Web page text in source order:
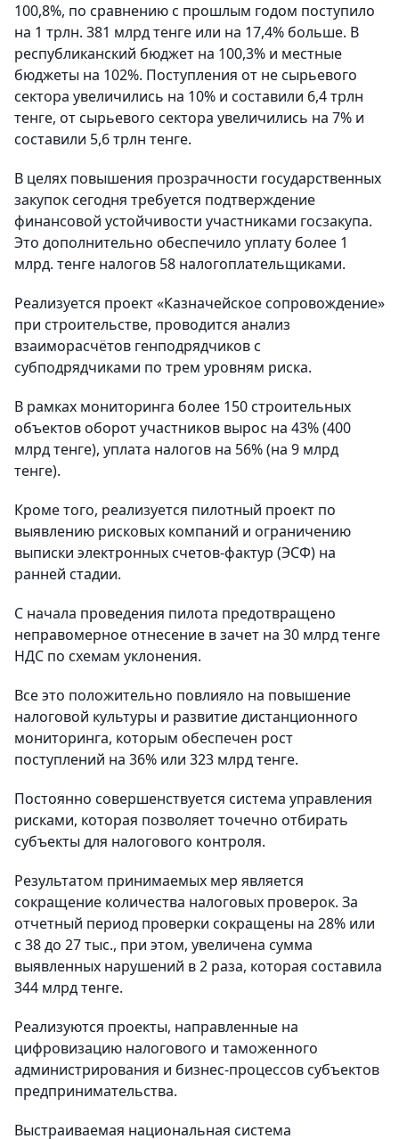
100,8%, по сравнению с прошлым годом поступило
на 1 трлн. 381 млрд тенге или на 17,4% больше. В
республиканский бюджет на 100,3% и местные
бюджеты на 102%. Поступления от не сырьевого
сектора увеличились на 10% и составили 6,4 трлн
тенге, от сырьевого сектора увеличились на 7% и
составили 5,6 трлн тенге.
В целях повышения прозрачности государственных
закупок сегодня требуется подтверждение
финансовой устойчивости участниками госзакупа.
Это дополнительно обеспечило уплату более 1
млрд. тенге налогов 58 налогоплательщиками.
Реализуется проект «Казначейское сопровождение»
при строительстве, проводится анализ
взаиморасчётов генподрядчиков с
субподрядчиками по трем уровням риска.
В рамках мониторинга более 150 строительных
объектов оборот участников вырос на 43% (400
млрд тенге), уплата налогов на 56% (на 9 млрд
тенге).
Кроме того, реализуется пилотный проект по
выявлению рисковых компаний и ограничению
выписки электронных счетов-фактур (ЭСФ) на
ранней стадии.
С начала проведения пилота предотвращено
неправомерное отнесение в зачет на 30 млрд тенге
НДС по схемам уклонения.
Все это положительно повлияло на повышение
налоговой культуры и развитие дистанционного
мониторинга, которым обеспечен рост
поступлений на 36% или 323 млрд тенге.
Постоянно совершенствуется система управления
рисками, которая позволяет точечно отбирать
субъекты для налогового контроля.
Результатом принимаемых мер является
сокращение количества налоговых проверок. За
отчетный период проверки сокращены на 28% или
с 38 до 27 тыс., при этом, увеличена сумма
выявленных нарушений в 2 раза, которая составила
344 млрд тенге.
Реализуются проекты, направленные на
цифровизацию налогового и таможенного
администрирования и бизнес-процессов субъектов
предпринимательства.
Выстраиваемая национальная система